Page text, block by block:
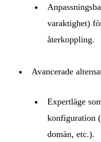
varaktighet)
återkoppling.
Avancerade
Expertläge
konfiguration
domän, etc.).